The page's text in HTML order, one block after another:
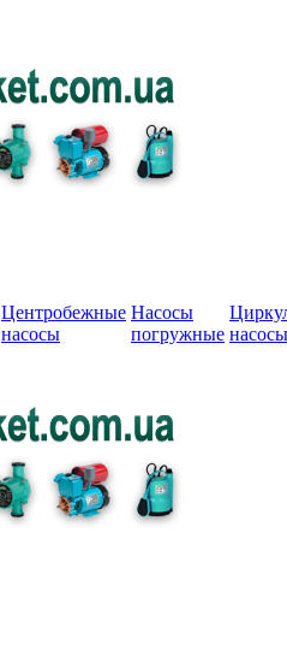
Центробежные
насосы
Насосы
погружные насосы